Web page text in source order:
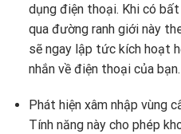
dụng điện thoại. Khi có
qua đường ranh giới này
sẽ ngay lập tức kích hoạt
nhắn về điện thoại của bạn.
Phát hiện xâm nhập vùng
Tính năng này cho phép